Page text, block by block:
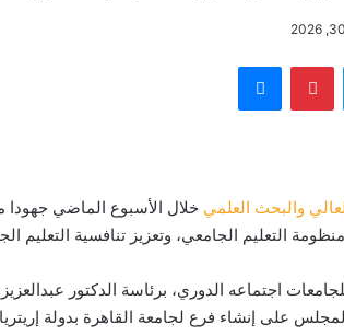
لينكدإن بينتيريستماسنجر
والبحث العلمي خلال الأسبوع الماضي جهودا
التعليم الجامعي، وتعزيز تنافسية التعليم
اجتماعه الدوري، برئاسة الدكتور
على إنشاء فرع لجامعة القاهرة بدولة